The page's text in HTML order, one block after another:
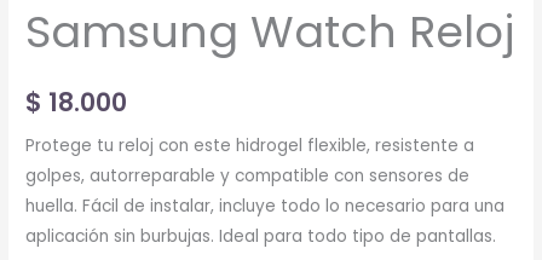
Samsung Watch Reloj
$ 18.000
Protege tu reloj con este hidrogel flexible, resistente a
golpes, autorreparable y compatible con sensores de
huella. Fácil de instalar, incluye todo lo necesario para una
aplicación sin burbujas. Ideal para todo tipo de pantallas.